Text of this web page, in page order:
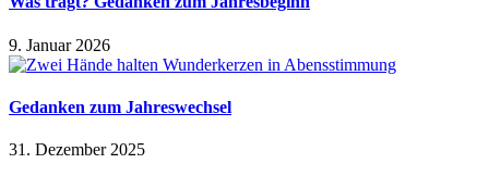
9. Januar 2026
Gedanken zum Jahreswechsel
31. Dezember 2025